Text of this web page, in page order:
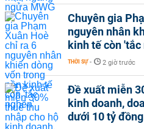
Chuyên gia
nguyên nhân
kinh tế còn 'tắc
THỜI SỰ - 2 giờ trước
Đề xuất miễn
kinh doanh,
dưới 10 tỷ đồng